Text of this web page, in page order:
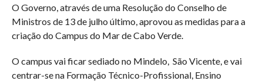
O Governo, através de uma Resolução do Conselho de
Ministros de 13 de julho último, aprovou as medidas para a
criação do Campus do Mar de Cabo Verde.
O campus vai ficar sediado no Mindelo, São Vicente, e vai
centrar-se na Formação Técnico-Profissional, Ensino